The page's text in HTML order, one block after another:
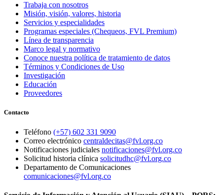
Trabaja con nosotros
Misión, visión, valores, historia
Servicios y especialidades
Programas especiales (Chequeos, FVL Premium)
Línea de transparencia
Marco legal y normativo
Conoce nuestra política de tratamiento de datos
Términos y Condiciones de Uso
Investigación
Educación
Proveedores
Contacto
Teléfono (+57) 602 331 9090
Correo electrónico centraldecitas@fvl.org.co
Notificaciones judiciales notificaciones@fvl.org.co
Solicitud historia clínica solicitudhc@fvl.org.co
Departamento de Comunicaciones
comunicaciones@fvl.org.co